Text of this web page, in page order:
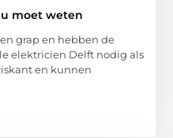
moet weten
grap en hebben de
elektricien Delft nodig als
en kunnen